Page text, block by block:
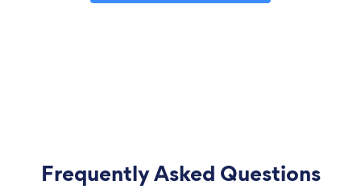
Frequently Asked Questions